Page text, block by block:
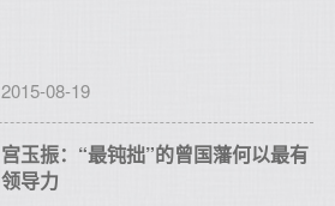
2015-08-19
宫玉振：“最钝拙”的曾国藩何以最有
领导力